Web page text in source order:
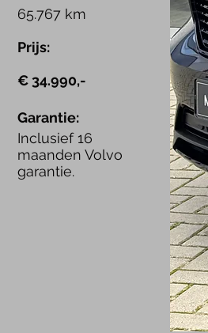
65.767 km
Prijs:
€ 34.990,-
Garantie:
Inclusief 16
maanden Volvo
garantie.